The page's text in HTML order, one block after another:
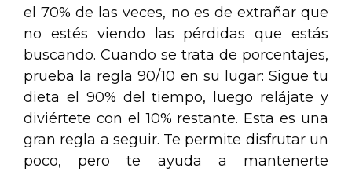
el 70% de las veces, no es de extrañar que
no estés viendo las pérdidas que estás
buscando. Cuando se trata de porcentajes,
prueba la regla 90/10 en su lugar: Sigue tu
dieta el 90% del tiempo, luego relájate y
diviértete con el 10% restante. Esta es una
gran regla a seguir. Te permite disfrutar un
poco, pero te ayuda a mantenerte